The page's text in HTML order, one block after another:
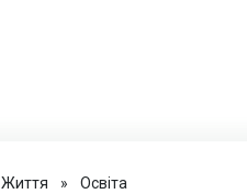
Життя » Освіта